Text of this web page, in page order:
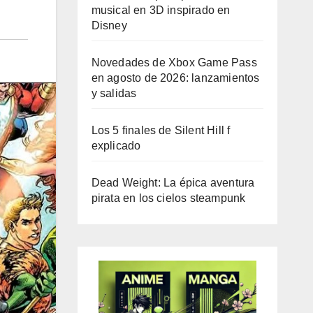
musical en 3D inspirado en
Disney
Novedades de Xbox Game Pass
en agosto de 2026: lanzamientos
y salidas
Los 5 finales de Silent Hill f
explicado
Dead Weight: La épica aventura
pirata en los cielos steampunk